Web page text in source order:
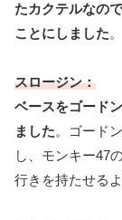
たカクテルなの
ことにしました。
スロージン：
ベースをゴード
ました。ゴード
し、モンキー47
行きを持たせる